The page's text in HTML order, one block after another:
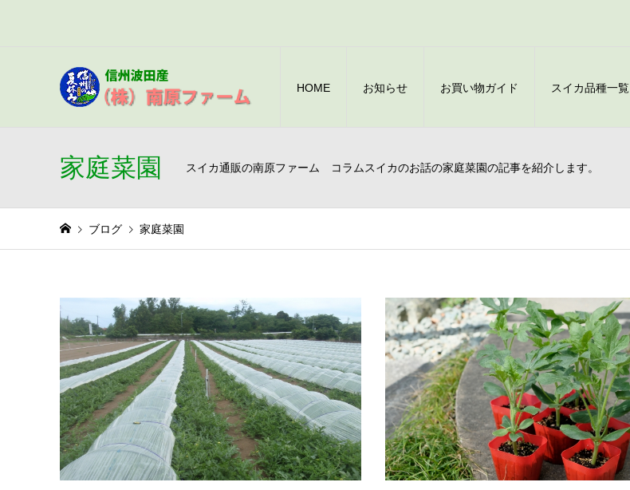
HOME お知らせ お買い物ガイド スイカ品種一覧
家庭菜園 スイカ通販の南原ファーム コラムスイカのお話の家庭菜園の記事を紹介します。
ブログ 家庭菜園